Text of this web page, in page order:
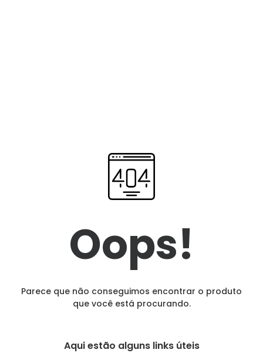
Oops!
Parece que não conseguimos encontrar o produto
que você está procurando.
Aqui estão alguns links úteis